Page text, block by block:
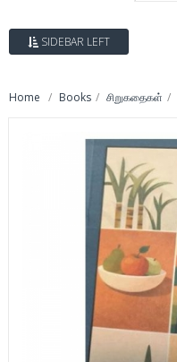
SIDEBAR LEFT
Home Books சிறுகதைகள்